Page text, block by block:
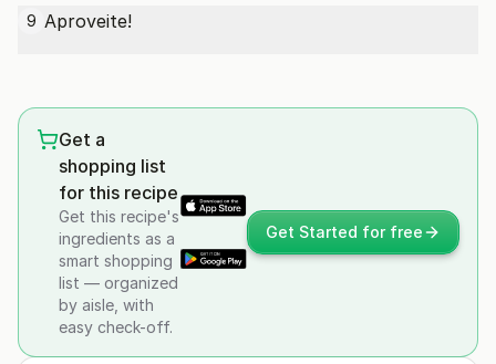
9 Aproveite!
Get a
shopping list
for this recipe
Get this recipe's
ingredients as a
smart shopping
list — organized
by aisle, with
easy check-off.
Get Started for free